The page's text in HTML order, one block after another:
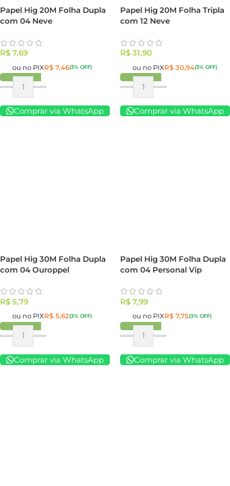
Papel Hig 20M Folha Dupla
com 04 Neve
R$ 7,69
ou no PIXR$ 7,46(3% OFF)
Comprar via WhatsApp
Papel Hig 20M Folha Tripla
com 12 Neve
R$ 31,90
ou no PIXR$ 30,94(3% OFF)
Comprar via WhatsApp
Papel Hig 30M Folha Dupla
com 04 Ouroppel
R$ 5,79
ou no PIXR$ 5,62(3% OFF)
Comprar via WhatsApp
Papel Hig 30M Folha Dupla
com 04 Personal Vip
R$ 7,99
ou no PIXR$ 7,75(3% OFF)
Comprar via WhatsApp